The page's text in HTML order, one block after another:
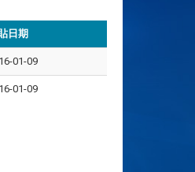
日期
01-09
01-09